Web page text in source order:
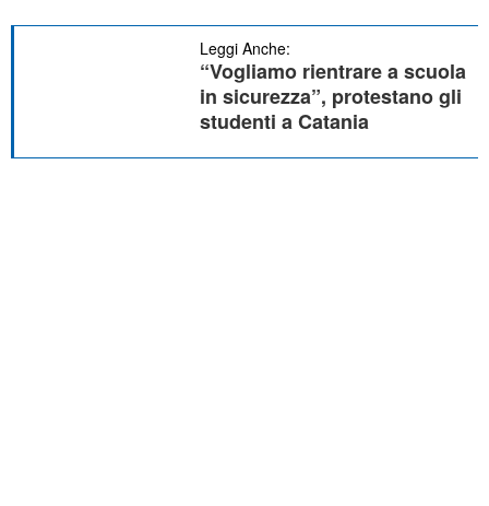
Leggi Anche:
“Vogliamo rientrare a scuola
in sicurezza”, protestano gli
studenti a Catania